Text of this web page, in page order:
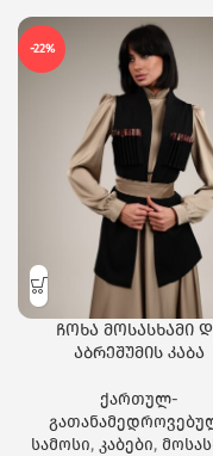
-22%
ჩოხა მოსასხამი
აბრეშუმის კაბა
ქართულ-
სამოსი, კაბები,